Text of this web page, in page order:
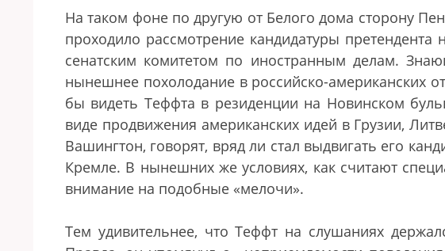
На таком фоне по другую от Белого дома сторону
проходило рассмотрение кандидатуры
сенатским комитетом по иностранным делам.
нынешнее похолодание в российско-американских
бы видеть Теффта в резиденции на Новинском
виде продвижения американских идей в Грузии,
Вашингтон, говорят, вряд ли стал выдвигать его
Кремле. В нынешних же условиях, как считают
внимание на подобные «мелочи».
Тем удивительнее, что Теффт на слушаниях